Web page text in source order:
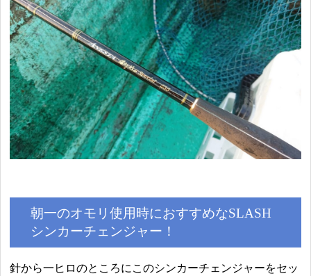
朝一のオモリ使用時におすすめなSLASH
シンカーチェンジャー！
針から一ヒロのところにこのシンカーチェンジャーをセッ